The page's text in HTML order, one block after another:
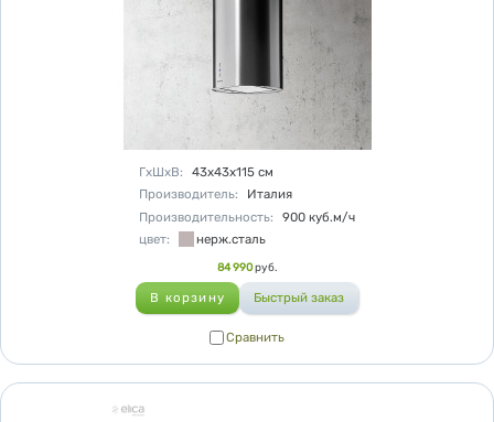
Характеристики
ГхШхВ: 43х43х115 см
Производитель:
Италия
Производительность: 900 куб.м/ч
цвет: нерж.сталь
84 990 руб.
Сравнить